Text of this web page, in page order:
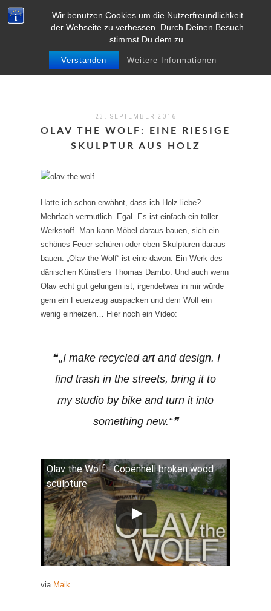
Wir benutzen Cookies um die Nutzerfreundlichkeit
der Webseite zu verbessen. Durch Deinen Besuch
stimmst Du dem zu.
Verstanden Weitere Informationen
MENU
23. SEPTEMBER 2016
OLAV THE WOLF: EINE RIESIGE
SKULPTUR AUS HOLZ
Hatte ich schon erwähnt, dass ich Holz liebe?
Mehrfach vermutlich. Egal. Es ist einfach ein toller
Werkstoff. Man kann Möbel daraus bauen, sich ein
schönes Feuer schüren oder eben Skulpturen daraus
bauen. „Olav the Wolf“ ist eine davon. Ein Werk des
dänischen Künstlers Thomas Dambo. Und auch wenn
Olav echt gut gelungen ist, irgendetwas in mir würde
gern ein Feuerzeug auspacken und dem Wolf ein
wenig einheizen… Hier noch ein Video:
„I make recycled art and design. I
find trash in the streets, bring it to
my studio by bike and turn it into
something new.“
Olav the Wolf - Copenhell broken wood
sculpture
via Maik